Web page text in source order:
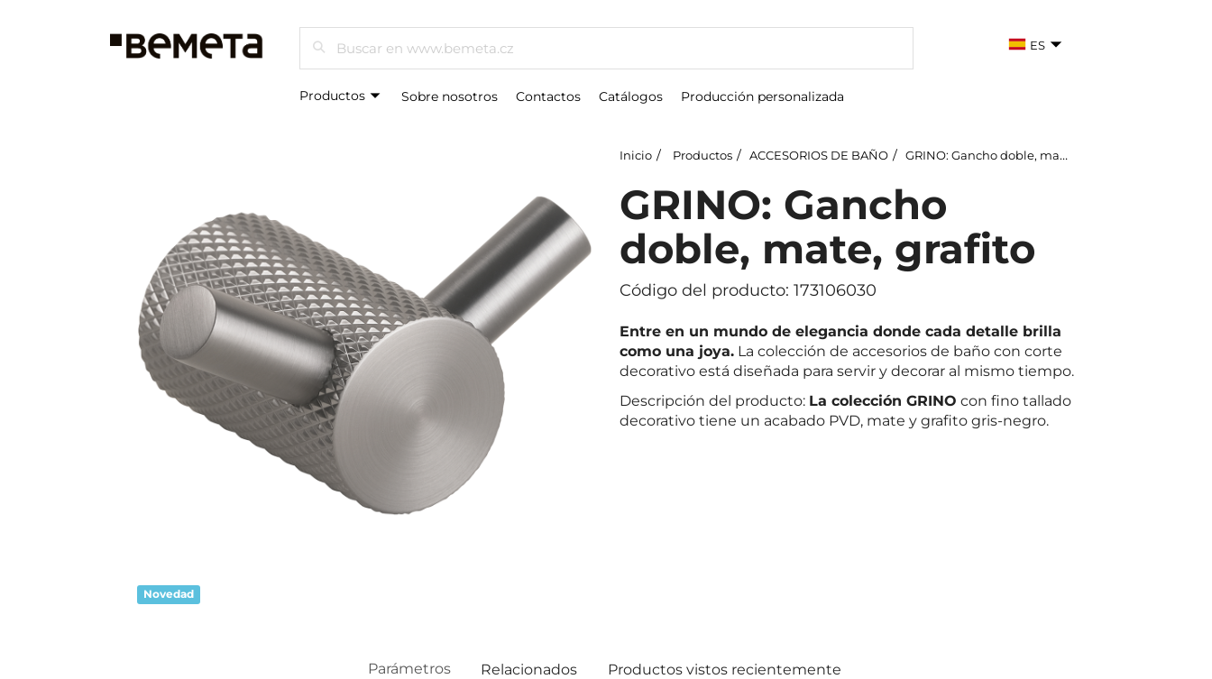
Buscar
Productos Sobre nosotros Contactos Catálogos Producción personalizada
ES
Novedad
Inicio Productos ACCESORIOS DE BAÑO GRINO: Gancho doble, mate, grafito
GRINO: Gancho
doble, mate, grafito
Código del producto: 173106030
Entre en un mundo de elegancia donde cada detalle brilla
como una joya. La colección de accesorios de baño con corte
decorativo está diseñada para servir y decorar al mismo tiempo.
Descripción del producto: La colección GRINO con fino tallado
decorativo tiene un acabado PVD, mate y grafito gris-negro.
Parámetros Relacionados Productos vistos recientemente